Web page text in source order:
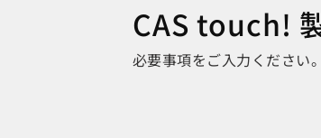
CAS touch!
必要事項をご入力ください